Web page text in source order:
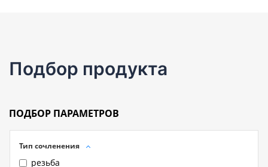
Подбор продукта
ПОДБОР ПАРАМЕТРОВ
Тип сочленения
резьба